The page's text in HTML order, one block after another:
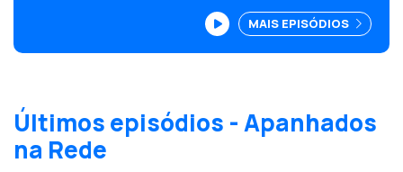
MAIS EPISÓDIOS
Últimos episódios - Apanhados
na Rede